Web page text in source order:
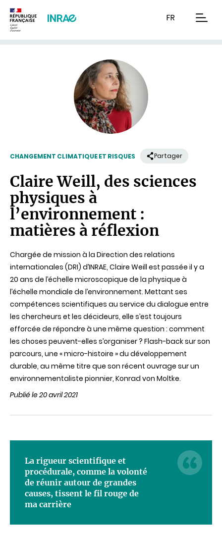
FR
CHANGEMENT CLIMATIQUE ET RISQUES Partager
Claire Weill, des sciences
physiques à
l’environnement :
matières à réflexion
Chargée de mission à la Direction des relations
internationales (DRI) d’INRAE, Claire Weill est passée il y a
20 ans de l’échelle microscopique de la physique à
l’échelle mondiale de l’environnement. Mettant ses
compétences scientifiques au service du dialogue entre
les chercheurs et les décideurs, elle s’est toujours
efforcée de répondre à une même question : comment
les choses peuvent-elles s’organiser ? Flash-back sur son
parcours, une « micro-histoire » du développement
durable, au même titre que son récent ouvrage sur un
environnementaliste pionnier, Konrad von Moltke.
Publié le 20 avril 2021
La rigueur scientifique et
procédurale, comme la volonté
de réunir autour de grandes
causes, tissent le fil rouge de
ma carrière